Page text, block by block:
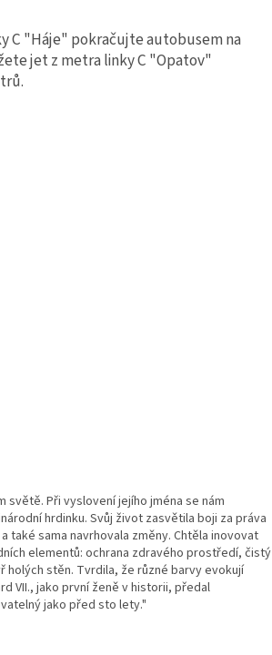
C "Háje" pokračujte autobusem na
jet z metra linky C "Opatov"
světě. Při vyslovení jejího jména se nám
hrdinku. Svůj život zasvětila boji za práva
sama navrhovala změny. Chtěla inovovat
elementů: ochrana zdravého prostředí, čistý
stěn. Tvrdila, že různé barvy evokují
VII., jako první ženě v historii, předal
jako před sto lety."